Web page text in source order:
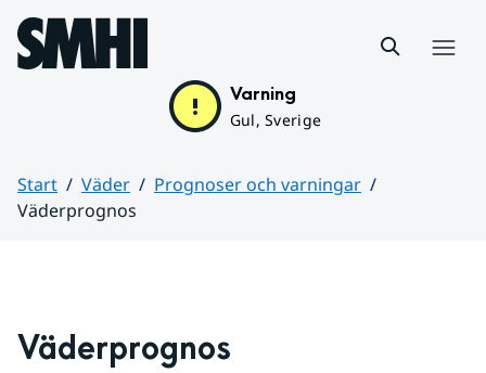
Hoppa till sidans innehåll
Varning
Gul, Sverige
Start Väder
Prognoser och varningar
Väderprognos
Väderprognos